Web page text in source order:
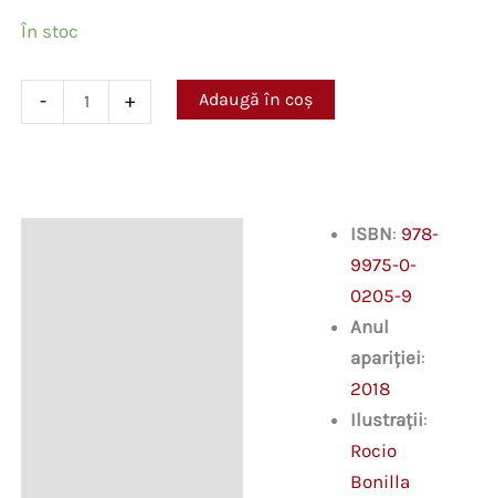
În stoc
-
locuiesc
+ Adaugă în coș
ISBN: 978-
9975-0-
0205-9
Anul
apariției:
2018
Ilustrații:
Rocio
Bonilla